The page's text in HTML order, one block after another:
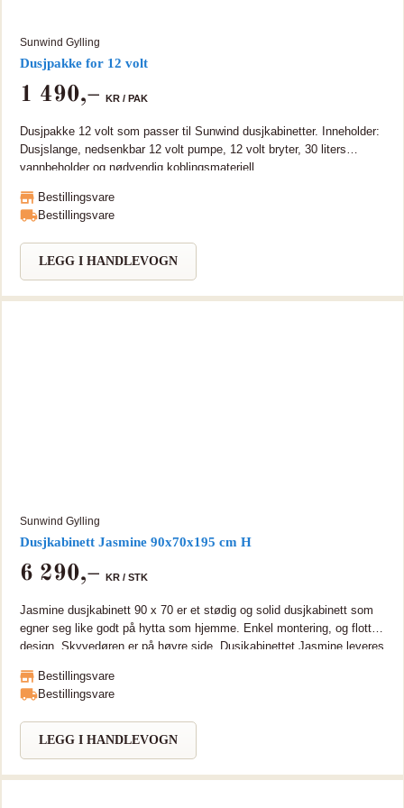
Sunwind Gylling
Dusjpakke for 12 volt
1 490,– KR / PAK
Dusjpakke 12 volt som passer til Sunwind dusjkabinetter. Inneholder:
Dusjslange, nedsenkbar 12 volt pumpe, 12 volt bryter, 30 liters
vannbeholder og nødvendig koblingsmateriell.
Bestillingsvare
Bestillingsvare
LEGG I HANDLEVOGN
Sunwind Gylling
Dusjkabinett Jasmine 90x70x195 cm H
6 290,– KR / STK
Jasmine dusjkabinett 90 x 70 er et stødig og solid dusjkabinett som
egner seg like godt på hytta som hjemme. Enkel montering, og flott
design. Skyvedøren er på høyre side. Dusjkabinettet Jasmine leveres
kvalitet - hjemme eller på hytta! Dusjkabinettet har profiler i
hvitlakkert aluminium, og en solid og stødig konstruksjon.
trinser både oppe og nede på dørene. Avtakbar front for enkelt
renhold. Den avtagbare fronten gjør det lettere å få tilgang til sluktet
og monteringen blir enklere. Bærekonstruksjonen er i rustfritt stål.
Bestillingsvare
Bestillingsvare
LEGG I HANDLEVOGN